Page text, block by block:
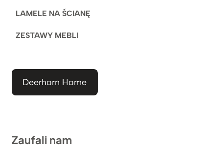
LAMELE NA ŚCIANĘ
ZESTAWY MEBLI
Deerhorn Home
Zaufali nam